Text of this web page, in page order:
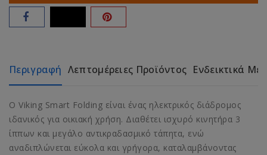
Περιγραφή Λεπτομέρειες Προϊόντος Ενδεικτικά
Ο Viking Smart Folding είναι ένας ηλεκτρικός διάδρομος
ιδανικός για οικιακή χρήση. Διαθέτει ισχυρό κινητήρα 3
ίππων και μεγάλο αντικραδασμικό τάπητα, ενώ
αναδιπλώνεται εύκολα και γρήγορα, καταλαμβάνοντας